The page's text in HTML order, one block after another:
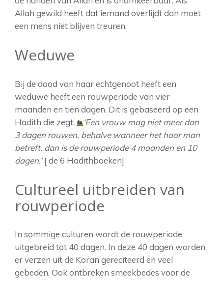
Allah gewild heeft dat iemand overlijdt dan moet
een mens niet blijven treuren.
Weduwe
Bij de dood van haar echtgenoot heeft een
weduwe heeft een rouwperiode van vier
maanden en tien dagen. Dit is gebaseerd op een
Hadith die zegt:
‘Een vrouw mag niet meer dan
3 dagen rouwen, behalve wanneer het haar man
betreft, dan is de rouwperiode 4 maanden en 10
dagen.’[ de 6 Hadithboeken]
Cultureel uitbreiden van
rouwperiode
In sommige culturen wordt de rouwperiode
uitgebreid tot 40 dagen. In deze 40 dagen worden
er verzen uit de Koran gereciteerd en veel
gebeden. Ook ontbreken smeekbedes voor de